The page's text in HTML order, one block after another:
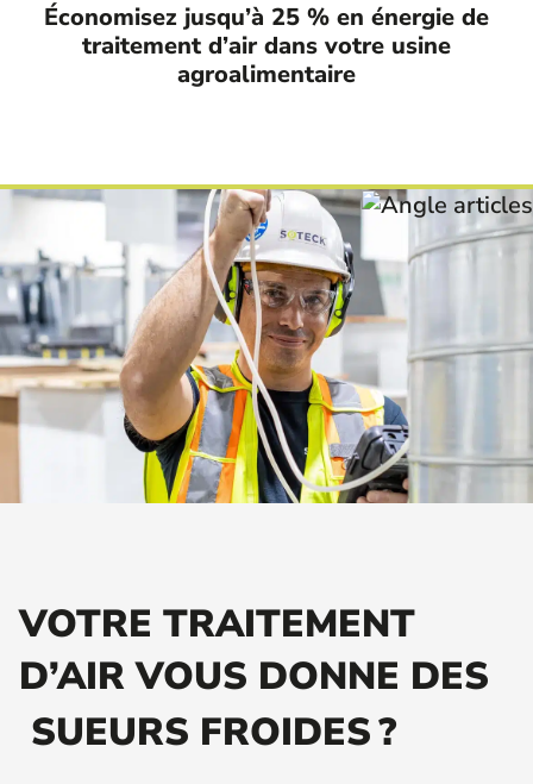
Économisez jusqu’à 25 % en énergie de
traitement d’air dans votre usine
agroalimentaire
VOTRE TRAITEMENT
D’AIR VOUS DONNE DES
SUEURS FROIDES ?